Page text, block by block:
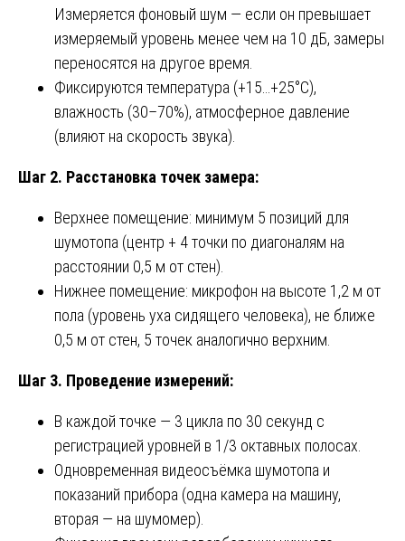
Измеряется фоновый шум — если он превышает
измеряемый уровень менее чем на 10 дБ, замеры
переносятся на другое время.
Фиксируются температура (+15…+25°C),
влажность (30–70%), атмосферное давление
(влияют на скорость звука).
Шаг 2. Расстановка точек замера:
Верхнее помещение: минимум 5 позиций для
шумотопа (центр + 4 точки по диагоналям на
расстоянии 0,5 м от стен).
Нижнее помещение: микрофон на высоте 1,2 м от
пола (уровень уха сидящего человека), не ближе
0,5 м от стен, 5 точек аналогично верхним.
Шаг 3. Проведение измерений:
В каждой точке — 3 цикла по 30 секунд с
регистрацией уровней в 1/3 октавных полосах.
Одновременная видеосъёмка шумотопа и
показаний прибора (одна камера на машину,
вторая — на шумомер).